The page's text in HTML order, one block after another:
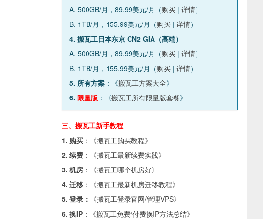
A. 500GB/月，89.99美元/月（购买 | 详情）
B. 1TB/月，155.99美元/月（购买 | 详情）
4. 搬瓦工日本东京 CN2 GIA（高端）
A. 500GB/月，89.99美元/月（购买 | 详情）
B. 1TB/月，155.99美元/月（购买 | 详情）
5. 所有方案 ：《搬瓦工方案大全》
6. 限量版 ：《搬瓦工所有限量版套餐》
三、搬瓦工新手教程
1. 购买 ：《搬瓦工购买教程》
2. 续费 ：《搬瓦工最新续费实践》
3. 机房 ：《搬瓦工哪个机房好》
4. 迁移 ：《搬瓦工最新机房迁移教程》
5. 登录：
《搬瓦工登录官网/管理VPS》
6. 换IP ：《搬瓦工免费/付费换IP方法总结》